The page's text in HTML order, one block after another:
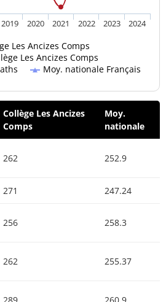
Les Ancizes Comps
Les Ancizes Comps
Moy. nationale Français
2019 2020 2021 2022 2023 2024
Collège Les Ancizes
Comps
Moy.
nationale
262 252.9
271 247.24
256 258.3
262 255.37